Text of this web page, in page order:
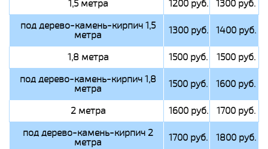
1,5 метра 1200 руб.
1300 руб.
под дерево-камень-кирпич 1,5
метра 1300 руб. 1400 руб.
1,8 метра 1500 руб.
1500 руб.
под дерево-камень-кирпич 1,8
метра 1500 руб. 1600 руб.
2 метра 1600 руб.
1700 руб.
под дерево-камень-кирпич 2
метра 1700 руб. 1800 руб.